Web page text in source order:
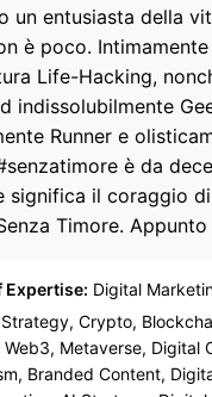
un entusiasta della
è poco.
Life-Hacking,
indissolubilmente
Runner e
è da
significa il coraggio
Timore. Appunto
Expertise: Digital
Crypto,
Web3, Metaverse, Digital
Branded Content,